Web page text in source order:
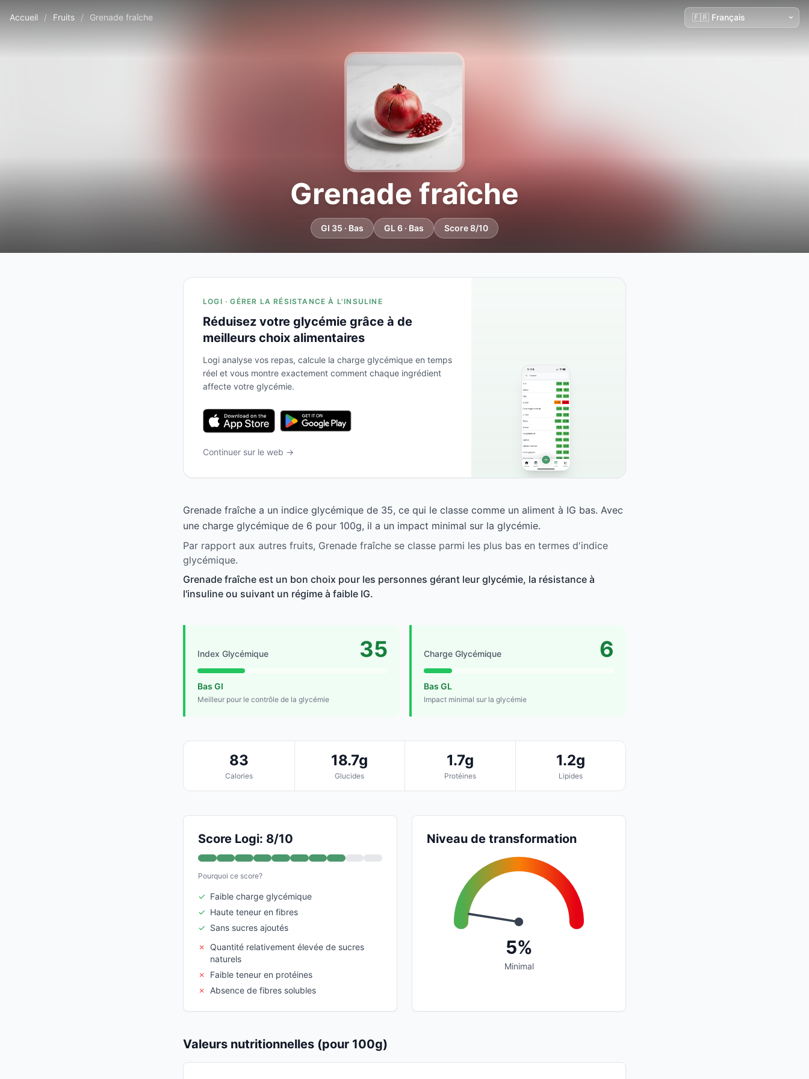
Accueil / Fruits / Grenade fraîche
Grenade fraîche
GI 35 · Bas GL 6 · Bas Score 8/10
LOGI · GÉRER LA RÉSISTANCE À L'INSULINE
Réduisez votre glycémie grâce à de
meilleurs choix alimentaires
Logi analyse vos repas, calcule la charge glycémique en temps
réel et vous montre exactement comment chaque ingrédient
affecte votre glycémie.
Continuer sur le web →
Grenade fraîche a un indice glycémique de 35, ce qui le classe comme un aliment à IG bas. Avec
une charge glycémique de 6 pour 100g, il a un impact minimal sur la glycémie.
Par rapport aux autres fruits, Grenade fraîche se classe parmi les plus bas en termes d'indice
glycémique.
Grenade fraîche est un bon choix pour les personnes gérant leur glycémie, la résistance à
l'insuline ou suivant un régime à faible IG.
Index Glycémique 35
Bas GI
Meilleur pour le contrôle de la glycémie
Charge Glycémique 6
Bas GL
Impact minimal sur la glycémie
83
Calories
18.7g
Glucides
1.7g
Protéines
1.2g
Lipides
Score Logi: 8/10
Pourquoi ce score?
✓ Faible charge glycémique
✓ Haute teneur en fibres
✓ Sans sucres ajoutés
✗
Quantité relativement élevée de sucres
naturels
✗
Faible teneur en protéines
✗
Absence de fibres solubles
Niveau de transformation
5%
Minimal
Valeurs nutritionnelles (pour 100g)